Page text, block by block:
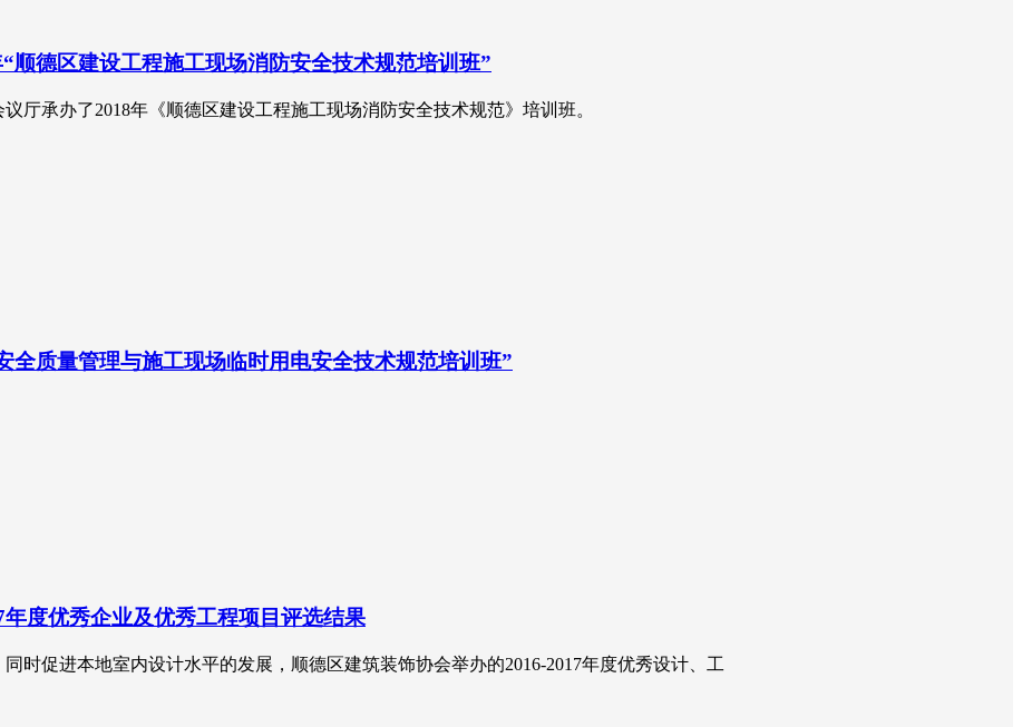
顺德区建设工程施工现场消防安全技术规范培训班”
厅承办了2018年《顺德区建设工程施工现场消防安全技术规范》培训班。
全质量管理与施工现场临时用电安全技术规范培训班”
度优秀企业及优秀工程项目评选结果
时促进本地室内设计水平的发展，顺德区建筑装饰协会举办的2016-2017年度优秀设计、工